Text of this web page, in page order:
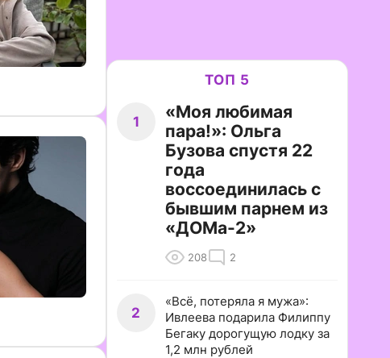
ТОП 5
1
«Моя любимая
пара!»: Ольга
Бузова спустя 22
года
воссоединилась с
бывшим парнем из
«ДОМа-2»
208 2
2
«Всё, потеряла я мужа»:
Ивлеева подарила Филиппу
Бегаку дорогущую лодку за
1,2 млн рублей